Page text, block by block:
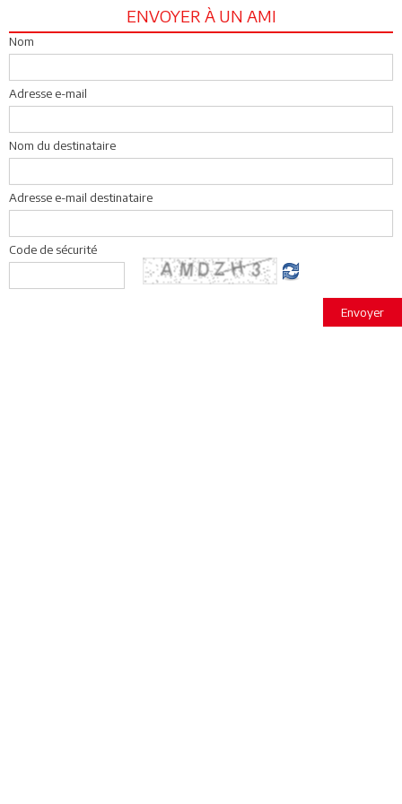
ENVOYER À UN AMI
Nom
Adresse e-mail
Nom du destinataire
Adresse e-mail destinataire
Code de sécurité
Envoyer